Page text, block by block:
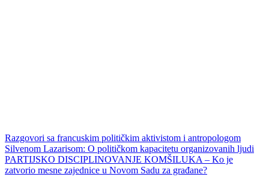
Razgovori sa francuskim političkim aktivistom i antropologom
Silvenom Lazarisom: O političkom kapacitetu organizovanih ljudi
PARTIJSKO DISCIPLINOVANJE KOMŠILUKA – Ko je
zatvorio mesne zajednice u Novom Sadu za građane?